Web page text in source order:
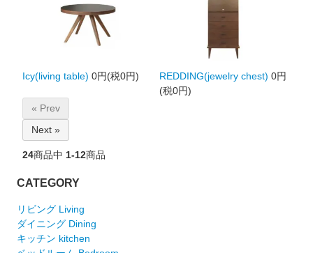
Icy(living table) 0円(税0円) REDDING(jewelry chest) 0円
(税0円)
« Prev
Next »
24商品中 1-12商品
CATEGORY
リビング Living
ダイニング Dining
キッチン kitchen